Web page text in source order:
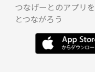
つなげーとのアプリ
とつながろう